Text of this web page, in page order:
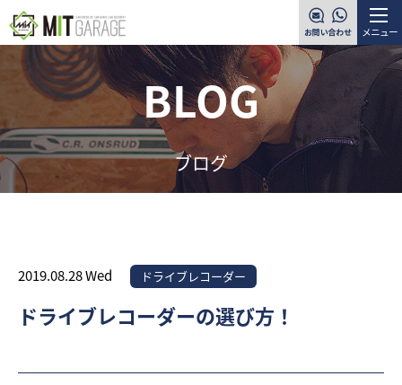
メニュー
BLOG
ブログ
2019.08.28 Wed ドライブレコーダー
ドライブレコーダーの選び方！